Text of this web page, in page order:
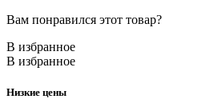
Вам понравился этот товар?
В избранное
В избранное
Низкие цены